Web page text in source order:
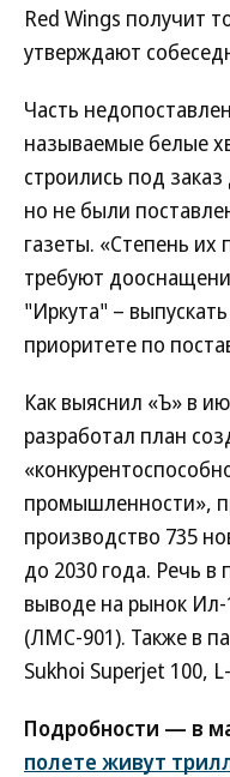
Red Wings получит
утверждают
Часть
называемые белые
строились под заказ
но не были
газеты. «Степень их
требуют
"Иркута" –
приоритете по
Как выяснил «Ъ» в
разработал план
промышленности»,
производство 735
до 2030 года. Речь в
выводе на рынок
(ЛМС-901). Также в
Sukhoi Superjet 100,
Подробности — в
полете живут